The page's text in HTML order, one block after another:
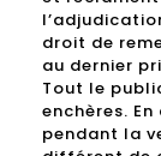
droit de
au dernier
Tout le
enchères.
pendant la